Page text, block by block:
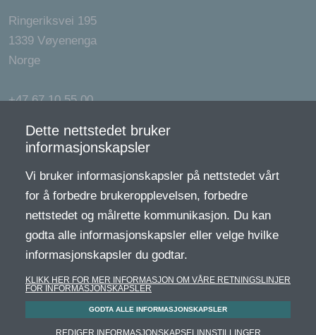
Ringeriksvei 195
1339 Vøyenenga
Norge
+47 67 10 55 00
exvent@exvent.no
Generelle vilkår og betingelser for nettbutikk, for
filterabonnement og angrerett (pdf)
Retur- og angrerett (pdf)
Personvernerklæring (pdf)
Levering og betalningsmetoder (pdf)
Garantibetingelser for reservedeler (pdf)
Copyright © 2022 Exvent AS. Alle rettigheter forbeholdt.
Dette nettstedet bruker
informasjonskapsler
Vi bruker informasjonskapsler på nettstedet vårt
for å forbedre brukeropplevelsen, forbedre
nettstedet og målrette kommunikasjon. Du kan
godta alle informasjonskapsler eller velge hvilke
informasjonskapsler du godtar.
KLIKK HER FOR MER INFORMASJON OM VÅRE RETNINGSLINJER
FOR INFORMASJONSKAPSLER
GODTA ALLE INFORMASJONSKAPSLER
REDIGER INFORMASJONSKAPSELINNSTILLINGER